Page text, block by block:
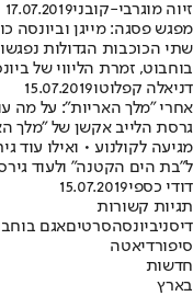
זיוה מוגרבי-קובני17.07.2019
מפגש פסגה: מייגן
שתי הכוכבות הגדולות
בוחבוט, זמרת הליווי של
דניאלה קפלוטו15.07.2019
אחרי "מלך האריות": על מה
מגיעה לקולנוע • ואילו עוד
ל"בת הים הקטנה" ולעוד גירסה של "101
דודי כספי15.07.2019
תגיות קשורות
דיסניביונסהסרטיםאגם
סיפורדיאטה
חדשות
בארץ